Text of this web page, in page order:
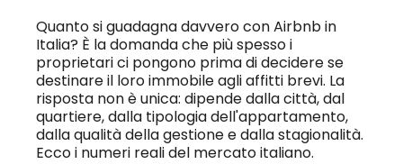
Quanto si guadagna davvero con Airbnb in
Italia? È la domanda che più spesso i
proprietari ci pongono prima di decidere se
destinare il loro immobile agli affitti brevi. La
risposta non è unica: dipende dalla città, dal
quartiere, dalla tipologia dell'appartamento,
dalla qualità della gestione e dalla stagionalità.
Ecco i numeri reali del mercato italiano.